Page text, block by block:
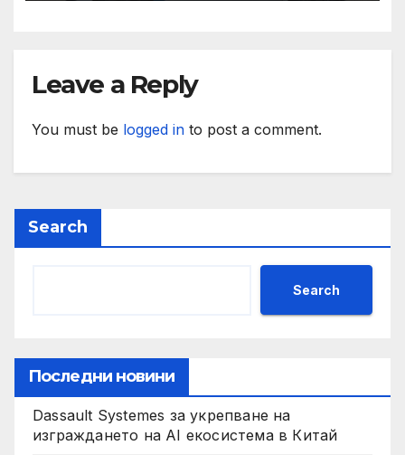
и ние ще им я осигурим
Leave a Reply
You must be logged in to post a comment.
Search
Search
Последни новини
Dassault Systemes за укрепване на
изграждането на AI екосистема в Китай